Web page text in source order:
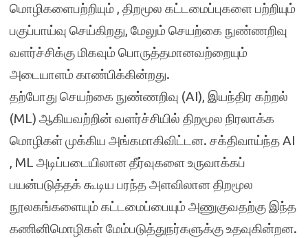
மொழிகளைபற்றியும் , திறமூல கட்டமைப்புகளை பற்றியும்
பகுப்பாய்வு செய்கிறது, மேலும் செயற்கை நுண்ணறிவு
வளர்ச்சிக்கு மிகவும் பொருத்தமானவற்றையும்
அடையாளம் காண்பிக்கின்றது.
தற்போது செயற்கை நுண்ணறிவு (AI), இயந்திர கற்றல்
(ML) ஆகியவற்றின் வளர்ச்சியில் திறமூல நிரலாக்க
மொழிகள் முக்கிய அங்கமாகிவிட்டன. சக்திவாய்ந்த AI
, ML அடிப்படையிலான தீர்வுகளை உருவாக்கப்
பயன்படுத்தக் கூடிய பரந்த அளவிலான திறமூல
நூலகங்களையும் கட்டமைப்பையும் அணுகுவதற்கு இந்த
கணினிமொழிகள் மேம்படுத்துநர்களுக்கு உதவுகின்றன.